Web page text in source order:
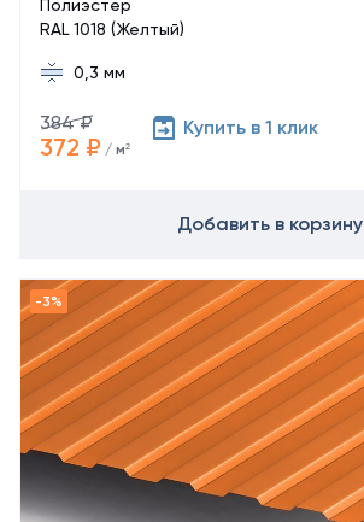
Полиэстер
RAL 1018 (Желтый)
0,3 мм
384 ₽
372 ₽ / м²
Купить в 1 клик
Добавить в корзину